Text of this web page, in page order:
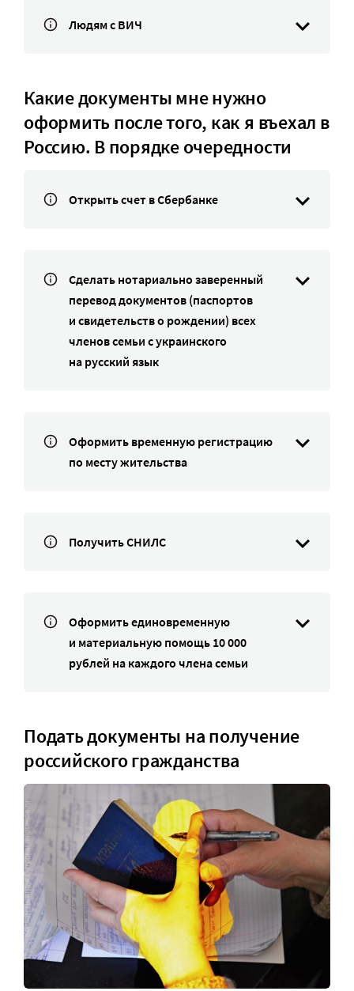
Людям с ВИЧ
Какие документы мне нужно
оформить после того, как я въехал в
Россию. В порядке очередности
Открыть счет в Сбербанке
Сделать нотариально заверенный
перевод документов (паспортов
и свидетельств о рождении) всех
членов семьи с украинского
на русский язык
Оформить временную регистрацию
по месту жительства
Получить СНИЛС
Оформить единовременную
и материальную помощь 10 000
рублей на каждого члена семьи
Подать документы на получение
российского гражданства